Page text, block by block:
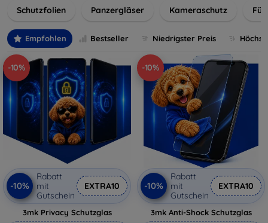
wertvolles Gerät mit unseren langlebigen und zuverlässigen
digitales Erlebnis.
Schutzfolien Panzergläser Kameraschutz
Empfohlen Bestseller Niedrigster Preis
-10%
-10%
Rabatt
mit
Gutschein
EXTRA10
3mk Privacy Schutzglas
-10%
-10%
Rabatt
mit
Gutschein
EXTRA10
3mk Anti-Shock Schutzglas